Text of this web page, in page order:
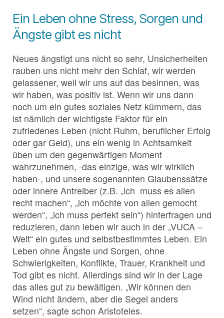
Ein Leben ohne Stress, Sorgen und
Ängste gibt es nicht
Neues ängstigt uns nicht so sehr, Unsicherheiten
rauben uns nicht mehr den Schlaf, wir werden
gelassener, weil wir uns auf das besinnen, was
wir haben, was positiv ist. Wenn wir uns dann
noch um ein gutes soziales Netz kümmern, das
ist nämlich der wichtigste Faktor für ein
zufriedenes Leben (nicht Ruhm, beruflicher Erfolg
oder gar Geld), uns ein wenig in Achtsamkeit
üben um den gegenwärtigen Moment
wahrzunehmen, -das einzige, was wir wirklich
haben-, und unsere sogenannten Glaubenssätze
oder innere Antreiber (z.B. „ich muss es allen
recht machen“, „ich möchte von allen gemocht
werden“, „ich muss perfekt sein“) hinterfragen und
reduzieren, dann leben wir auch in der „VUCA –
Welt“ ein gutes und selbstbestimmtes Leben. Ein
Leben ohne Ängste und Sorgen, ohne
Schwierigkeiten, Konflikte, Trauer, Krankheit und
Tod gibt es nicht. Allerdings sind wir in der Lage
das alles gut zu bewältigen. „Wir können den
Wind nicht ändern, aber die Segel anders
setzen“, sagte schon Aristoteles.